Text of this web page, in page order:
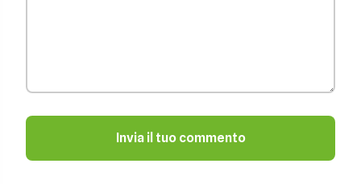
Invia il tuo commento